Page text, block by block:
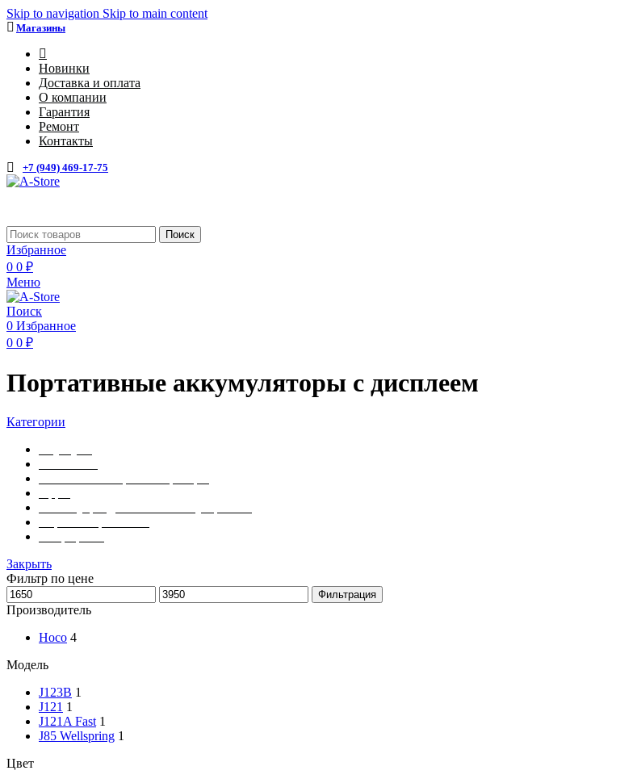
Skip to navigation Skip to main content
Магазины
Новинки
Доставка и оплата
О компании
Гарантия
Ремонт
Контакты
+7 (949) 469-17-75
Поиск
Избранное
0 0 ₽
Меню
Поиск
0 Избранное
0 0 ₽
Портативные аккумуляторы с дисплеем
Категории
Закрыть
Фильтр по цене
Минимальная
цена
Максимальная
цена
Фильтрация
Производитель
Hoco 4
Модель
J123B 1
J121 1
J121A Fast 1
J85 Wellspring 1
Цвет